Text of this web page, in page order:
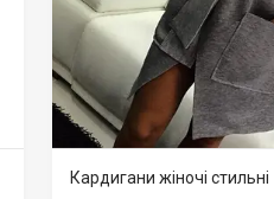
Кардигани жіночі стильні